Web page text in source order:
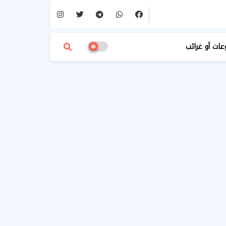
أو غرائب